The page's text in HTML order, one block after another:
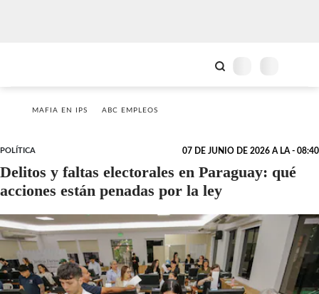
MAFIA EN IPS ABC EMPLEOS
POLÍTICA 07 DE JUNIO DE 2026 A LA - 08:40
Delitos y faltas electorales en Paraguay: qué
acciones están penadas por la ley